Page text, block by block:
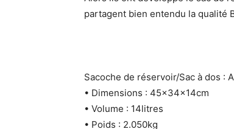
partagent bien entendu la qualité
Sacoche de réservoir/Sac à dos :
• Dimensions : 45x34x14cm
• Volume : 14litres
• Poids : 2.050kg